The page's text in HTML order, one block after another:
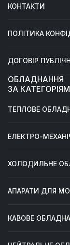
КОНТАКТИ
ПОЛІТИКА
ДОГОВІР
ОБЛАДНАННЯ
ЗА
ТЕПЛОВЕ
ЕЛЕКТРО-
ХОЛОДИЛЬНЕ
АПАРАТИ ДЛЯ
КАВОВЕ